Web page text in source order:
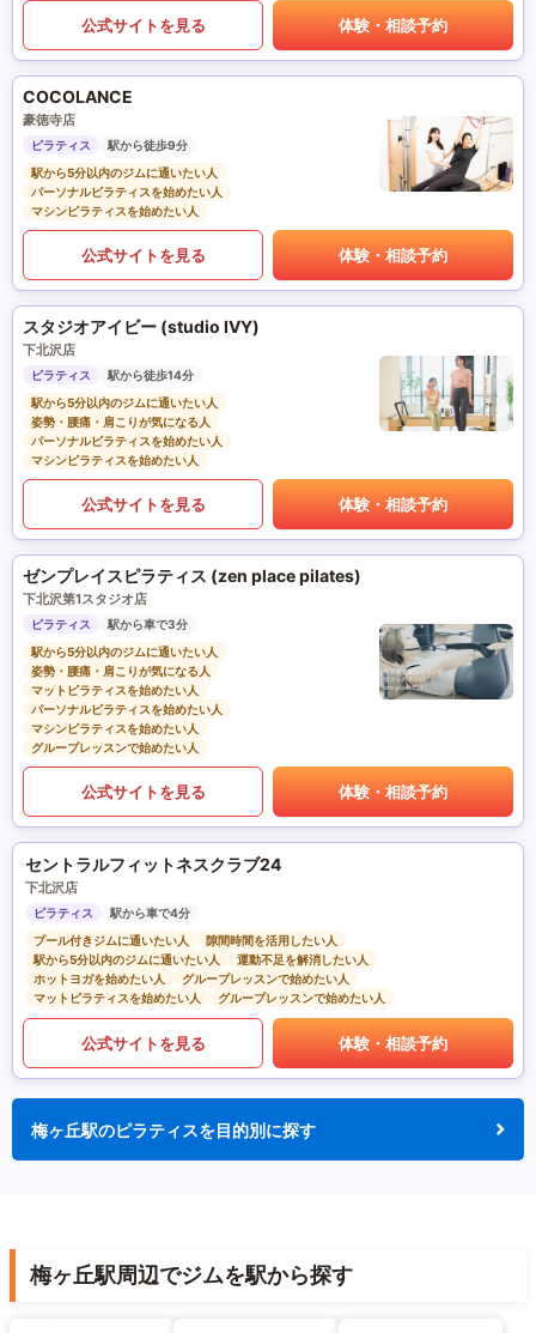
公式サイトを見る 体験・相談予約
COCOLANCE
豪徳寺店
ピラティス
駅から徒歩9分
駅から5分以内のジムに通いたい人
パーソナルピラティスを始めたい人
マシンピラティスを始めたい人
公式サイトを見る 体験・相談予約
スタジオアイビー (studio IVY)
下北沢店
ピラティス
駅から徒歩14分
駅から5分以内のジムに通いたい人
姿勢・腰痛・肩こりが気になる人
パーソナルピラティスを始めたい人
マシンピラティスを始めたい人
公式サイトを見る 体験・相談予約
ゼンプレイスピラティス (zen place pilates)
下北沢第1スタジオ店
ピラティス
駅から車で3分
駅から5分以内のジムに通いたい人
姿勢・腰痛・肩こりが気になる人
マットピラティスを始めたい人
パーソナルピラティスを始めたい人
マシンピラティスを始めたい人
グループレッスンで始めたい人
公式サイトを見る 体験・相談予約
セントラルフィットネスクラブ24
下北沢店
ピラティス
駅から車で4分
プール付きジムに通いたい人
隙間時間を活用したい人
駅から5分以内のジムに通いたい人
運動不足を解消したい人
ホットヨガを始めたい人
グループレッスンで始めたい人
マットピラティスを始めたい人
グループレッスンで始めたい人
公式サイトを見る 体験・相談予約
梅ヶ丘駅のピラティスを目的別に探す
梅ヶ丘駅周辺でジムを駅から探す